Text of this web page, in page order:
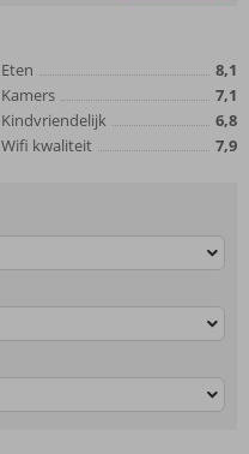
Eten
8,1
Kamers
7,1
Kindvriendelijk
6,8
Wifi kwaliteit
7,9